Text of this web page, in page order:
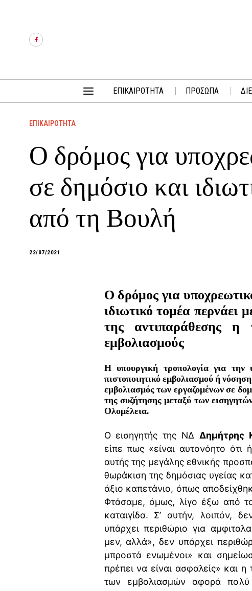
ΕΠΙΚΑΙΡΟΤΗΤΑ ΠΡΟΣΩΠΑ
ΕΠΙΚΑΙΡΟΤΗΤΑ
Ο δρόμος για
σε δημόσιο και
από τη Βουλή
22/07/2021
Ο δρόμος για
ιδιωτικό τομέα περνάει
της αντιπαράθεσης η
εμβολιασμούς
Η υπουργική τροπολογία για την
πιστοποιητικό εμβολιασμού ή
εμβολιασμός των εργαζομένων σε
της συζήτησης μεταξύ των
Ολομέλεια.
Ο εισηγητής της ΝΔ Δημήτρης
είπε πως «είναι αυτονόητο
αυτής της μεγάλης εθνικής
θωράκιση της δημόσιας υγείας
άξιο καπετάνιο, όπως
Φτάσαμε, όμως, λίγο έξω από το
καταιγίδα. Σ’ αυτήν, λοιπόν,
υπάρχει περιθώριο για
μεν, αλλά», δεν υπάρχει
μπροστά ενωμένοι» και
πρέπει να είναι ασφαλείς» και
των εμβολιασμών αφορά πολύ